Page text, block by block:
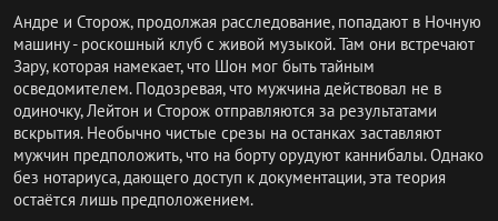
Андре и Сторож, продолжая расследование, попадают в Ночную
машину - роскошный клуб с живой музыкой. Там они встречают
Зару, которая намекает, что Шон мог быть тайным
осведомителем. Подозревая, что мужчина действовал не в
одиночку, Лейтон и Сторож отправляются за результатами
вскрытия. Необычно чистые срезы на останках заставляют
мужчин предположить, что на борту орудуют каннибалы. Однако
без нотариуса, дающего доступ к документации, эта теория
остаётся лишь предположением.